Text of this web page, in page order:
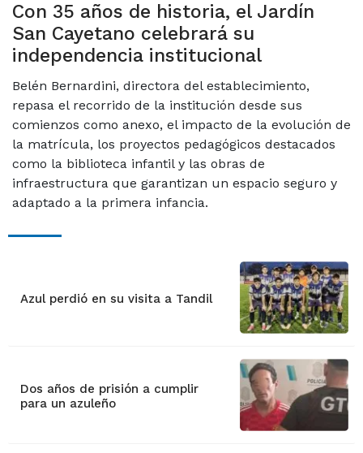
Con 35 años de historia, el Jardín
San Cayetano celebrará su
independencia institucional
Belén Bernardini, directora del establecimiento,
repasa el recorrido de la institución desde sus
comienzos como anexo, el impacto de la evolución de
la matrícula, los proyectos pedagógicos destacados
como la biblioteca infantil y las obras de
infraestructura que garantizan un espacio seguro y
adaptado a la primera infancia.
Azul perdió en su visita a Tandil
Dos años de prisión a cumplir
para un azuleño